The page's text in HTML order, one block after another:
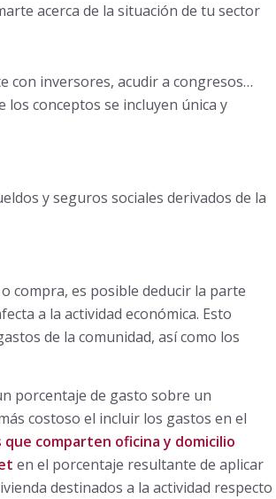
acerca de la situación de tu sector
con inversores, acudir a congresos…
los conceptos se incluyen única y
y seguros sociales derivados de la
compra, es posible deducir la parte
a la actividad económica. Esto
de la comunidad, así como los
porcentaje de gasto sobre un
costoso el incluir los gastos en el
que comparten oficina y domicilio
en el porcentaje resultante de aplicar
destinados a la actividad respecto